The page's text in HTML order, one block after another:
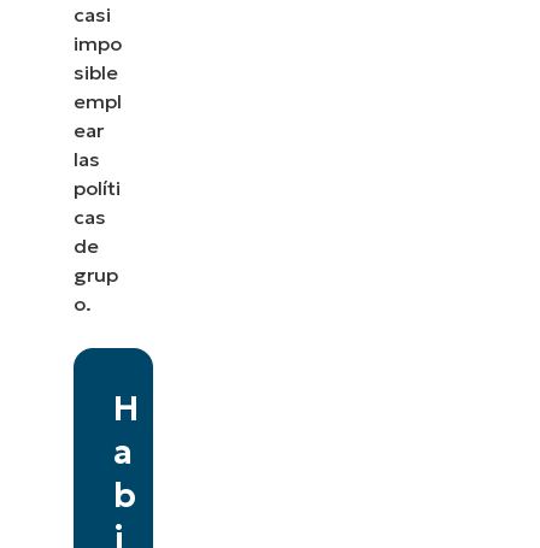
casi
impo
sible
empl
ear
las
políti
cas
de
grup
o.
H
a
b
i